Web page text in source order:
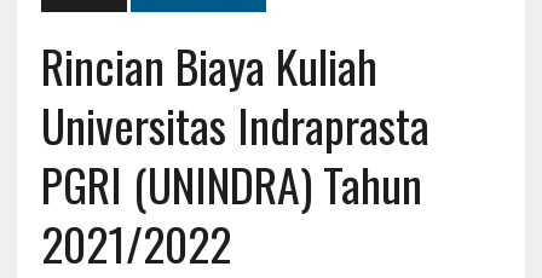
Rincian Biaya Kuliah
Universitas Indraprasta
PGRI (UNINDRA) Tahun
2021/2022